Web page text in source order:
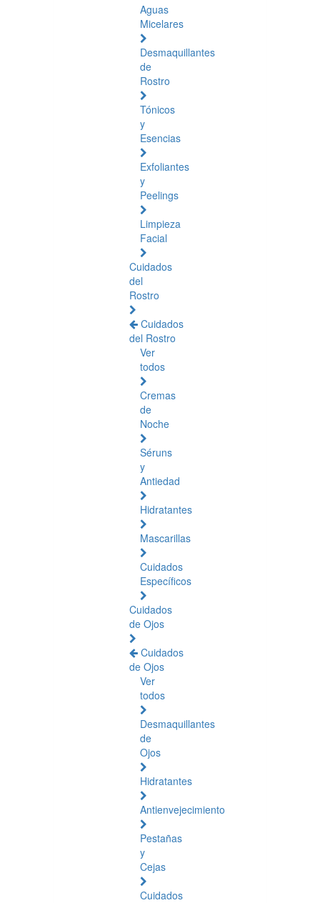
Aguas
Micelares
Desmaquillantes
de
Rostro
Tónicos
y
Esencias
Exfoliantes
y
Peelings
Limpieza
Facial
Cuidados
del
Rostro
Cuidados
del Rostro
Ver
todos
Cremas
de
Noche
Séruns
y
Antiedad
Hidratantes
Mascarillas
Cuidados
Específicos
Cuidados
de Ojos
Cuidados
de Ojos
Ver
todos
Desmaquillantes
de
Ojos
Hidratantes
Antienvejecimiento
Pestañas
y
Cejas
Cuidados